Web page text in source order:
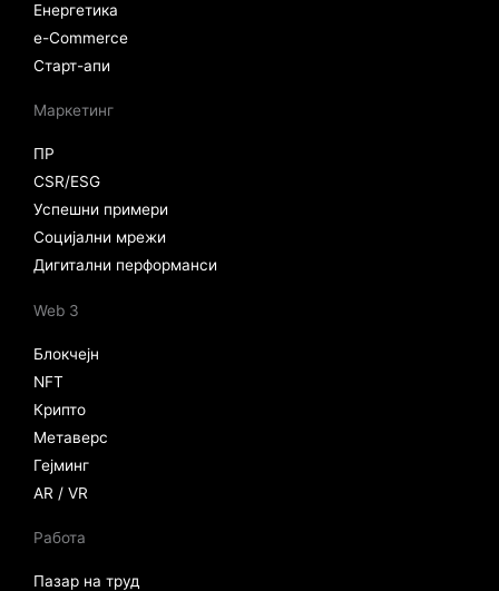
Енергетика
e-Commerce
Старт-апи
Маркетинг
ПР
CSR/ESG
Успешни примери
Социјални мрежи
Дигитални перформанси
Web 3
Блокчејн
NFT
Крипто
Метаверс
Гејминг
AR / VR
Работа
Пазар на труд